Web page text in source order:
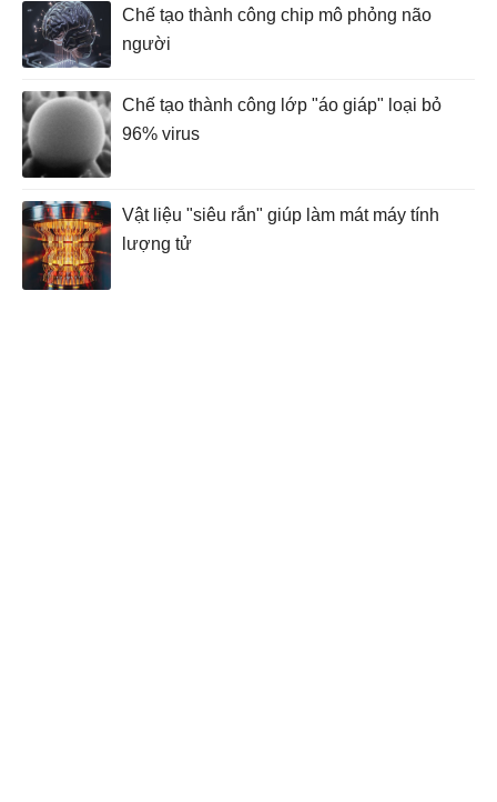
Chế tạo thành công chip mô phỏng não
người
Chế tạo thành công lớp "áo giáp" loại bỏ
96% virus
Vật liệu "siêu rắn" giúp làm mát máy tính
lượng tử